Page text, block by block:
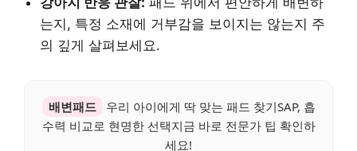
는지, 특정 소재에 거부감을 보이지는 않는지 주
의 깊게 살펴보세요.
배변패드
우리 아이에게 딱 맞는 패드 찾기SAP, 흡
수력 비교로 현명한 선택지금 바로 전문가 팁 확인하
세요!